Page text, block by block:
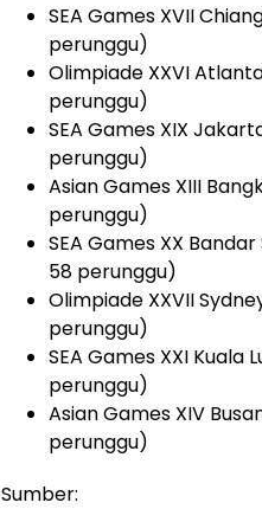
SEA Games XVII
perunggu)
Olimpiade XXVI
perunggu)
⁠SEA Games XIX
perunggu)
⁠Asian Games XIII
perunggu)
SEA Games XX
58 perunggu)
Olimpiade XXVII
perunggu)
SEA Games XXI
perunggu)
⁠Asian Games XIV
perunggu)
Sumber: